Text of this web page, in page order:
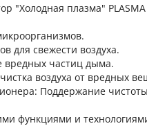
"Холодная плазма"
для свежести воздуха.
вредных частиц дыма.
воздуха от вредных
Поддержание
функциями и